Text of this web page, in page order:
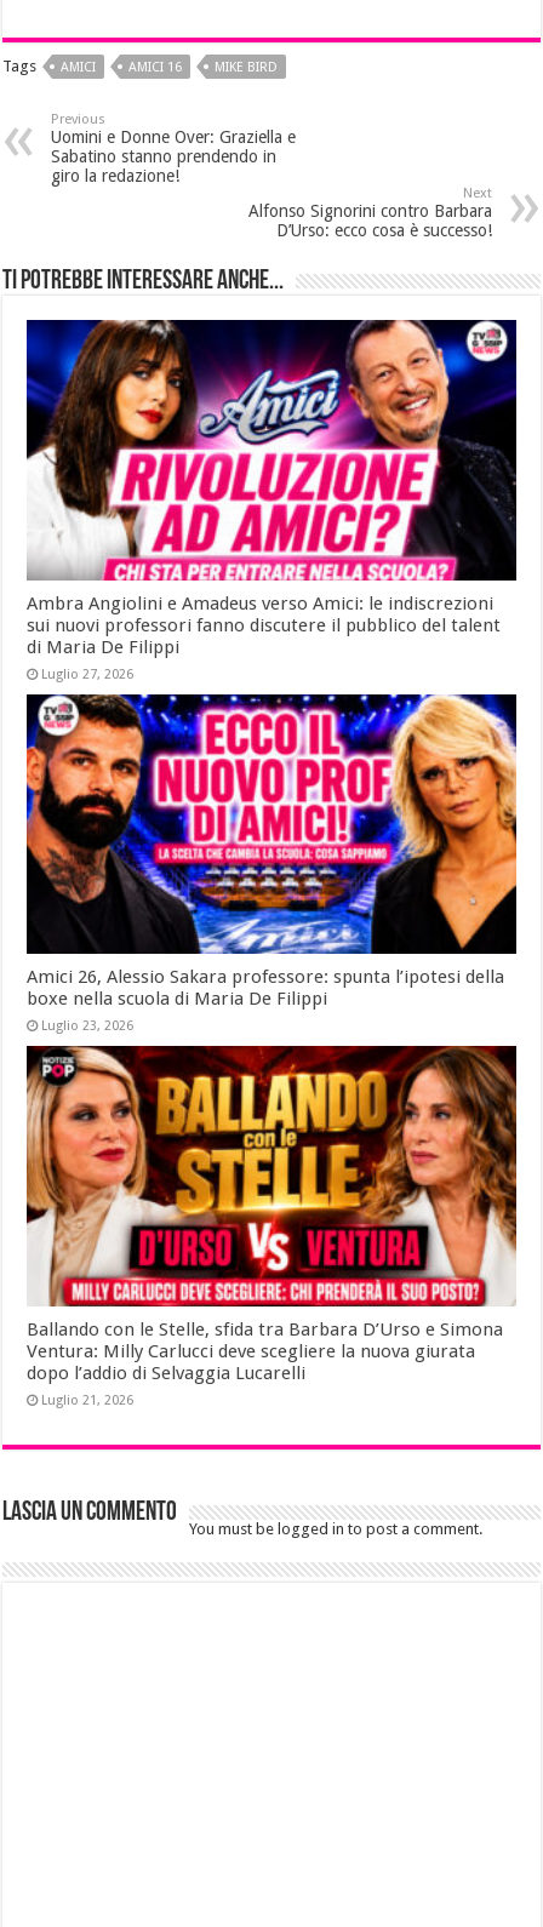
Tags AMICI AMICI 16 MIKE BIRD
Previous
Uomini e Donne Over: Graziella e
Sabatino stanno prendendo in
giro la redazione!
Next
Alfonso Signorini contro Barbara
D’Urso: ecco cosa è successo!
Ti potrebbe interessare anche...
Ambra Angiolini e Amadeus verso Amici: le indiscrezioni
sui nuovi professori fanno discutere il pubblico del talent
di Maria De Filippi
Luglio 27, 2026
Amici 26, Alessio Sakara professore: spunta l’ipotesi della
boxe nella scuola di Maria De Filippi
Luglio 23, 2026
Ballando con le Stelle, sfida tra Barbara D’Urso e Simona
Ventura: Milly Carlucci deve scegliere la nuova giurata
dopo l’addio di Selvaggia Lucarelli
Luglio 21, 2026
Lascia un commento
You must be logged in to post a comment.